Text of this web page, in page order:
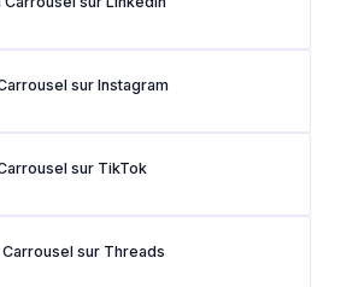
sur Instagram
sur TikTok
sur Threads